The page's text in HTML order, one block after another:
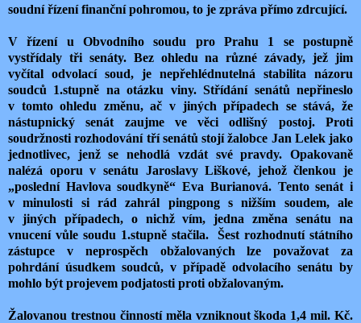
soudní řízení finanční pohromou, to je zpráva přímo zdrcující.
V řízení u Obvodního soudu pro Prahu 1 se postupně
vystřídaly tři senáty. Bez ohledu na různé závady, jež jim
vyčítal odvolací soud, je nepřehlédnutelná stabilita názoru
soudců 1.stupně na otázku viny. Střídání senátů nepřineslo
v tomto ohledu změnu, ač v jiných případech se stává, že
nástupnický senát zaujme ve věci odlišný postoj. Proti
soudržnosti rozhodování tří senátů stojí žalobce Jan Lelek jako
jednotlivec, jenž se nehodlá vzdát své pravdy. Opakovaně
nalézá oporu v senátu Jaroslavy Liškové, jehož členkou je
„poslední Havlova soudkyně“ Eva Burianová. Tento senát i
v minulosti si rád zahrál pingpong s nižším soudem, ale
v jiných případech, o nichž vím, jedna změna senátu na
vnucení vůle soudu 1.stupně stačila.
Šest rozhodnutí státního
zástupce v neprospěch obžalovaných lze považovat za
pohrdání úsudkem soudců, v případě odvolacího senátu by
mohlo být projevem podjatosti proti obžalovaným.
Žalovanou trestnou činností měla vzniknout škoda 1,4 mil. Kč.